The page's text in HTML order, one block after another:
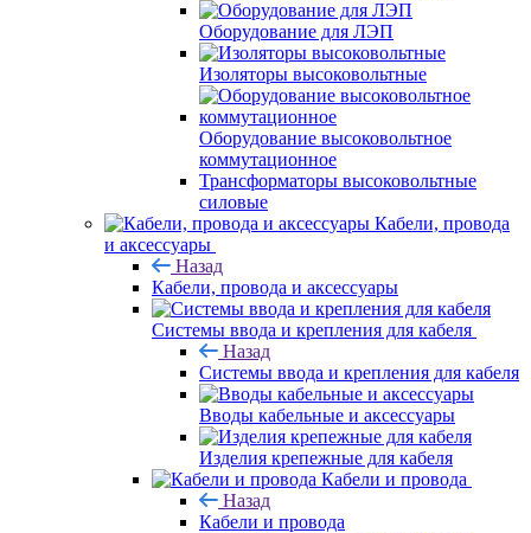
Оборудование для ЛЭП
Изоляторы высоковольтные
Оборудование высоковольтное
коммутационное
Трансформаторы высоковольтные
силовые
Кабели, провода
и аксессуары
Назад
Кабели, провода и аксессуары
Системы ввода и крепления для кабеля
Назад
Системы ввода и крепления для кабеля
Вводы кабельные и аксессуары
Изделия крепежные для кабеля
Кабели и провода
Назад
Кабели и провода